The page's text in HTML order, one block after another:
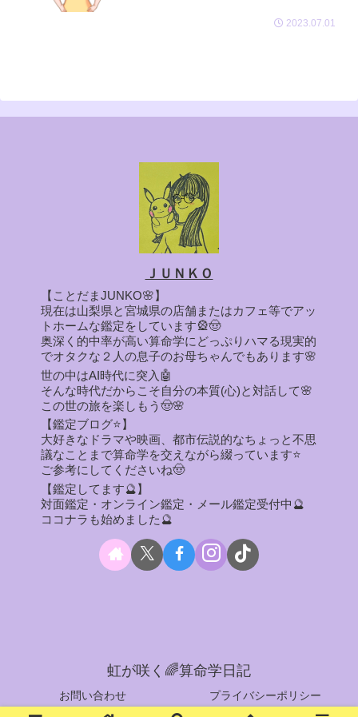
2023.07.01
ＪＵＮＫＯ
【ことだまJUNKO🌸】
現在は山梨県と宮城県の店舗またはカフェ等でアッ
トホームな鑑定をしています🎡🤠
奥深く的中率が高い算命学にどっぷりハマる現実的
でオタクな２人の息子のお母ちゃんでもあります🌸
世の中はAI時代に突入🤖
そんな時代だからこそ自分の本質(心)と対話して🌸
この世の旅を楽しもう🤠🌸
【鑑定ブログ⭐】
大好きなドラマや映画、都市伝説的なちょっと不思
議なことまで算命学を交えながら綴っています⭐
ご参考にしてくださいね🤠
【鑑定してます🔮】
対面鑑定・オンライン鑑定・メール鑑定受付中🔮
ココナラも始めました🔮
虹が咲く🌈算命学日記
お問い合わせ プライバシーポリシー